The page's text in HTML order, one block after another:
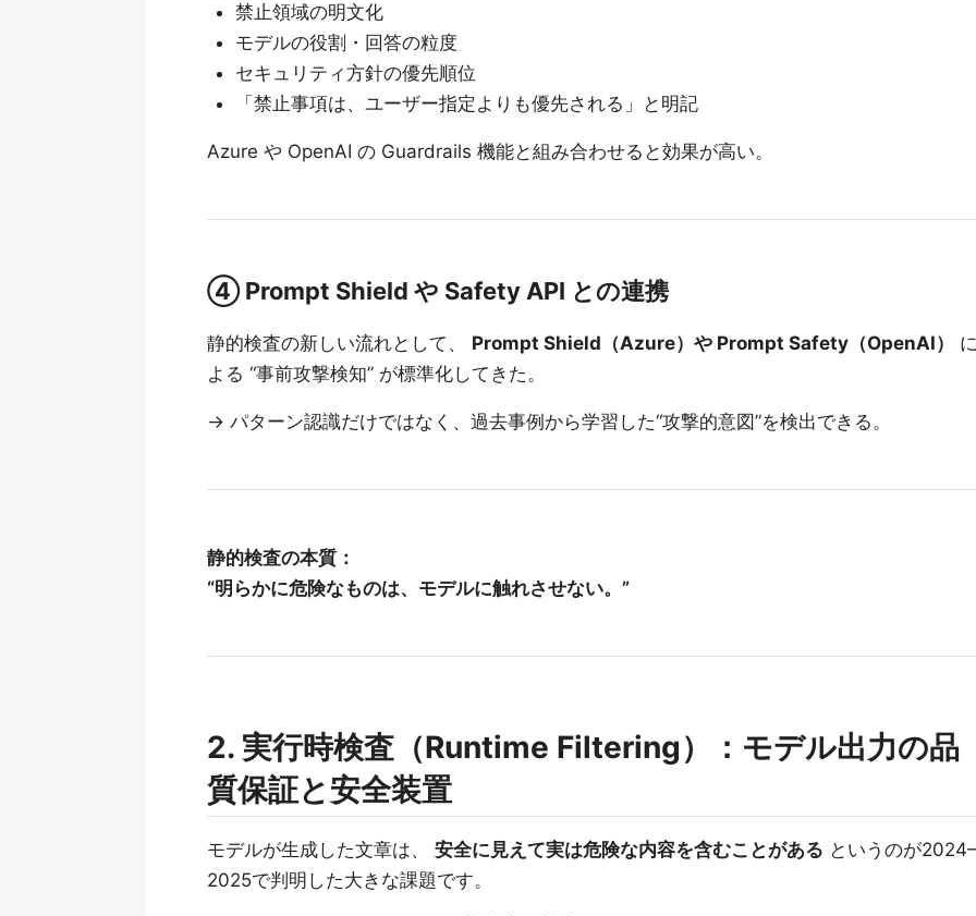
禁止領域の明文化
モデルの役割・回答の粒度
セキュリティ方針の優先順位
「禁止事項は、ユーザー指定よりも優先される」と明記
Azure や OpenAI の Guardrails 機能と組み合わせると効果が高い。
④ Prompt Shield や Safety API との連携
静的検査の新しい流れとして、 Prompt Shield（Azure）や Prompt Safety（OpenAI）
よる “事前攻撃検知” が標準化してきた。
→ パターン認識だけではなく、過去事例から学習した“攻撃的意図”を検出できる。
静的検査の本質：
“明らかに危険なものは、モデルに触れさせない。”
2. 実行時検査（Runtime Filtering）：モデル出力の品
質保証と安全装置
モデルが生成した文章は、 安全に見えて実は危険な内容を含むことがある というのが2024–
2025で判明した大きな課題です。